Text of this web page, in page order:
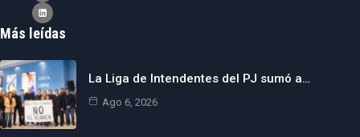
Más leídas
La Liga de Intendentes del PJ sumó a…
Ago 6, 2026